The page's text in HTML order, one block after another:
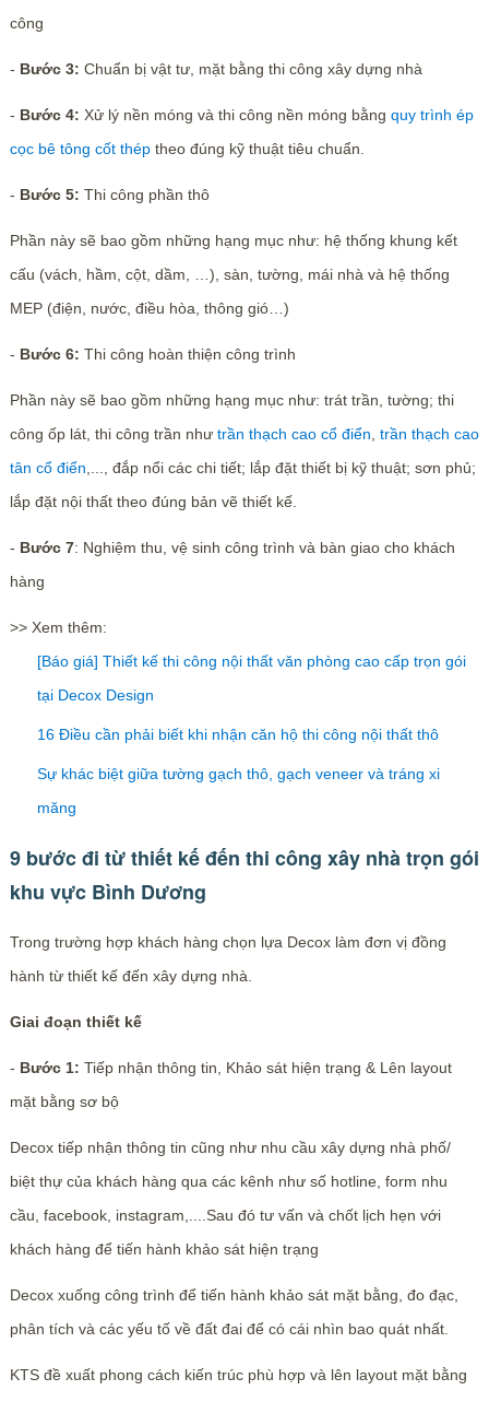
công
- Bước 3: Chuẩn bị vật tư, mặt bằng thi công xây dựng nhà
- Bước 4: Xử lý nền móng và thi công nền móng bằng quy trình ép
cọc bê tông cốt théptheo đúng kỹ thuật tiêu chuẩn.
- Bước 5: Thi công phần thô
Phần này sẽ bao gồm những hạng mục như: hệ thống khung kết
cấu (vách, hầm, cột, dầm, …), sàn, tường, mái nhà và hệ thống
MEP (điện, nước, điều hòa, thông gió…)
- Bước 6: Thi công hoàn thiện công trình
Phần này sẽ bao gồm những hạng mục như: trát trần, tường; thi
công ốp lát, thi công trần như trần thạch cao cổ điển trần thạch cao
tân cổ điển ,..., đắp nổi các chi tiết; lắp đặt thiết bị kỹ thuật; sơn phủ;
lắp đặt nội thất theo đúng bản vẽ thiết kế.
- Bước 7: Nghiệm thu, vệ sinh công trình và bàn giao cho khách
hàng
>> Xem thêm:
[Báo giá] Thiết kế thi công nội thất văn phòng cao cấp trọn gói
tại Decox Design
16 Điều cần phải biết khi nhận căn hộ thi công nội thất thô
Sự khác biệt giữa tường gạch thô, gạch veneer và tráng xi
măng
9 bước đi từ thiết kế đến thi công xây nhà trọn gói
khu vực Bình Dương
Trong trường hợp khách hàng chọn lựa Decox làm đơn vị đồng
hành từ thiết kế đến xây dựng nhà.
Giai đoạn thiết kế
- Bước 1: Tiếp nhận thông tin, Khảo sát hiện trạng & Lên layout
mặt bằng sơ bộ
Decox tiếp nhận thông tin cũng như nhu cầu xây dựng nhà phố/
biệt thự của khách hàng qua các kênh như số hotline, form nhu
cầu, facebook, instagram,....Sau đó tư vấn và chốt lịch hẹn với
khách hàng để tiến hành khảo sát hiện trạng
Decox xuống công trình để tiến hành khảo sát mặt bằng, đo đạc,
phân tích và các yếu tố về đất đai để có cái nhìn bao quát nhất.
KTS đề xuất phong cách kiến trúc phù hợp và lên layout mặt bằng